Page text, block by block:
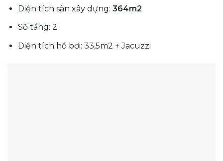
Diện tích sàn xây dựng: 364m2
Số tầng: 2
Diện tích hồ bơi: 33,5m2 + Jacuzzi